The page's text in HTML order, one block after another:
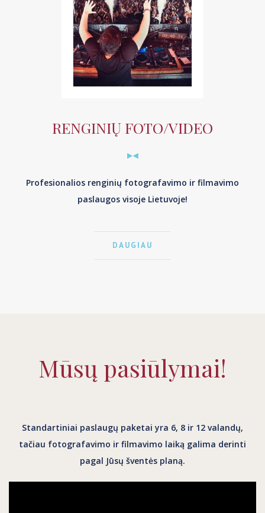
RENGINIŲ FOTO/VIDEO
Profesionalios renginių fotografavimo ir filmavimo
paslaugos visoje Lietuvoje!
DAUGIAU
Mūsų pasiūlymai!
Standartiniai paslaugų paketai yra 6, 8 ir 12 valandų,
tačiau fotografavimo ir filmavimo laiką galima derinti
pagal Jūsų šventės planą.